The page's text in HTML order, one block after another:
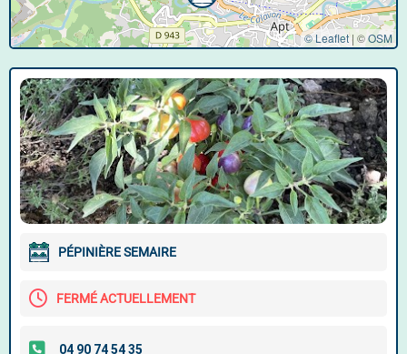
© Leaflet | ©OSM
PÉPINIÈRE SEMAIRE
FERMÉ ACTUELLEMENT